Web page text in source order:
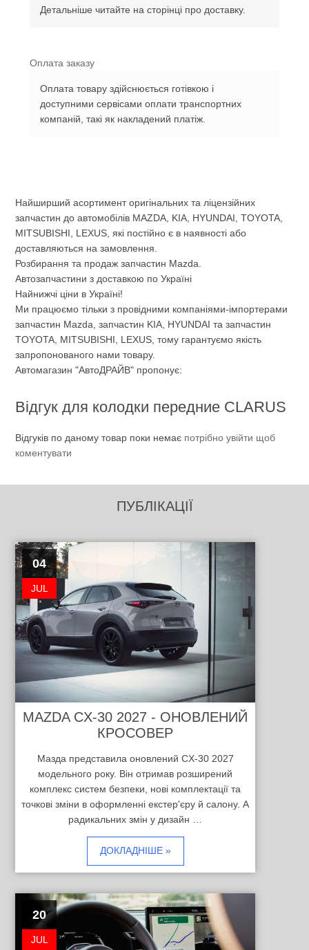
Детальніше читайте на сторінці про доставку.
Оплата заказу
Оплата товару здійснюється готівкою і
доступними сервісами оплати транспортних
компаній, такі як накладений платіж.
Найширший асортимент оригінальних та ліцензійних
запчастин до автомобілів MAZDA, KIA, HYUNDAI, TOYOTA,
MITSUBISHI, LEXUS, які постійно є в наявності або
доставляються на замовлення.
Розбирання та продаж запчастин Mazda.
Автозапчастини з доставкою по Україні
Найнижчі ціни в Україні!
Ми працюємо тільки з провідними компаніями-імпортерами
запчастин Mazda, запчастин KIA, HYUNDAI та запчастин
TOYOTA, MITSUBISHI, LEXUS, тому гарантуємо якість
запропонованого нами товару.
Автомагазин "АвтоДРАЙВ" пропонує:
Відгук для колодки передние CLARUS
Відгуків по даному товар поки немає потрібно увійти щоб
коментувати
ПУБЛІКАЦІЇ
04
JUL
MAZDA CX-30 2027 - ОНОВЛЕНИЙ
КРОСОВЕР
Мазда представила оновлений CX-30 2027
модельного року. Він отримав розширений
комплекс систем безпеки, нові комплектації та
точкові зміни в оформленні екстер'єру й салону. А
радикальних змін у дизайн …
ДОКЛАДНІШЕ »
20
JUL